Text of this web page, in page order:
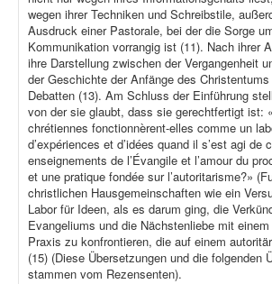
wegen ihrer Techniken und Schreibstile,
Ausdruck einer Pastorale, bei der die Sorge
Kommunikation vorrangig ist (11). Nach ihrer
ihre Darstellung zwischen der Vergangenheit
der Geschichte der Anfänge des
Debatten (13). Am Schluss der Einführung
von der sie glaubt, dass sie gerechtfertigt ist:
chrétiennes fonctionnèrent-elles comme un
d’expériences et d’idées quand il s’est agi de
enseignements de l’Évangile et l’amour du
et une pratique fondée sur l’autoritarisme?»
christlichen Hausgemeinschaften wie ein
Labor für Ideen, als es darum ging, die
Evangeliums und die Nächstenliebe mit
Praxis zu konfrontieren, die auf einem
(15) (Diese Übersetzungen und die folgenden
stammen vom Rezensenten).